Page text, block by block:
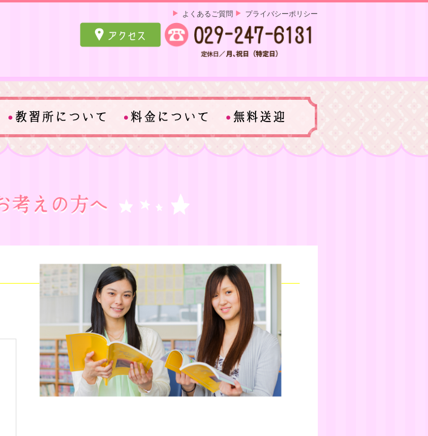
プライバシーポリシー
よくあるご質問